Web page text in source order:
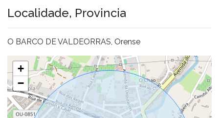
Localidade, Provincia
O BARCO DE VALDEORRAS, Orense
+
−